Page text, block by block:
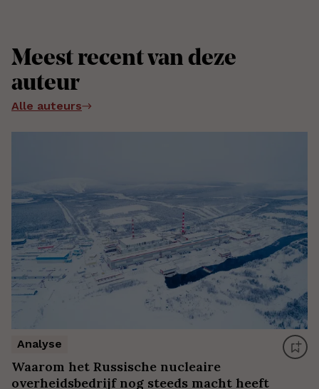
Meest recent van deze
auteur
Alle auteurs
Analyse
Waarom het Russische nucleaire
overheidsbedrijf nog steeds macht heeft